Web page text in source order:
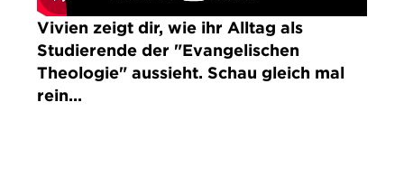
Vivien zeigt dir, wie ihr Alltag als
Studierende der "Evangelischen
Theologie" aussieht. Schau gleich mal
rein...